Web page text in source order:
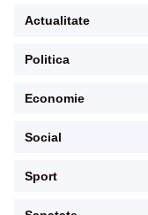
Actualitate
Politica
Economie
Social
Sport